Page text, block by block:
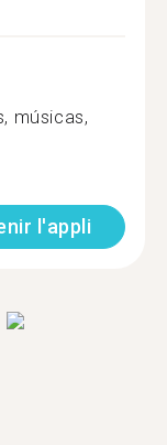
músicas,
l'appli